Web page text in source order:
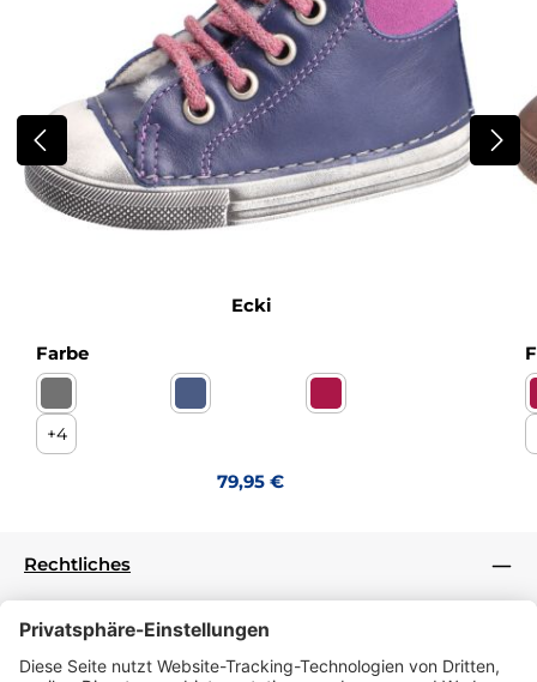
Ecki
Farbeauswählen
Action asphalt Warmutter
(Diese Option ist zurzeit nicht verfügbar.)
Action jeans WarmfutterCountry barolo
+4
Regulärer Preis:
79,95 €
Rechtliches
Informationen